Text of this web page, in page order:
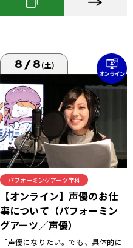
8/8(土)
パフォーミングアーツ学科
【オンライン】声優のお仕
事について（パフォーミン
グアーツ／声優）
「声優になりたい。でも、具体的に